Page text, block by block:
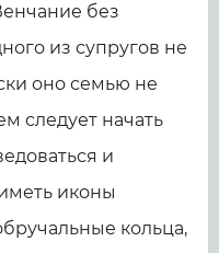
без
из супругов не
оно семью не
следует начать
и
иконы
кольца,